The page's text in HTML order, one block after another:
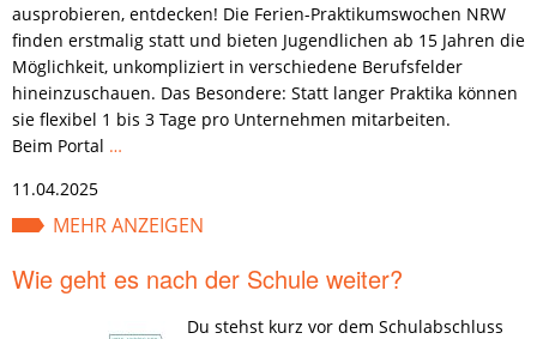
ausprobieren, entdecken! Die Ferien-Praktikumswochen NRW
finden erstmalig statt und bieten Jugendlichen ab 15 Jahren die
Möglichkeit, unkompliziert in verschiedene Berufsfelder
hineinzuschauen. Das Besondere: Statt langer Praktika können
sie flexibel 1 bis 3 Tage pro Unternehmen mitarbeiten.
Beim Portal …
11.04.2025
MEHR ANZEIGEN
Wie geht es nach der Schule weiter?
Du stehst kurz vor dem Schulabschluss